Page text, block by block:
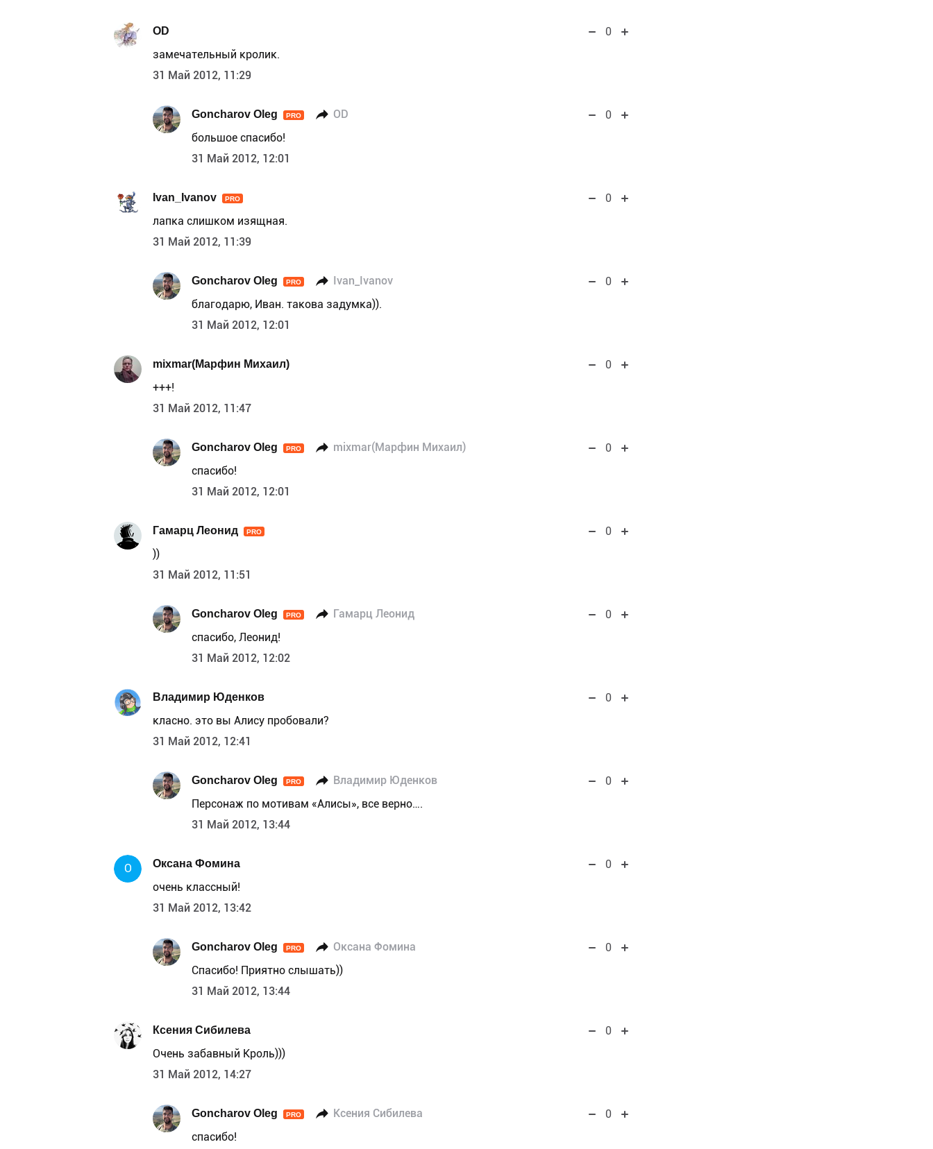
OD
0
замечательный кролик.
31 Май 2012, 11:29
Goncharov Oleg PRO OD
0
большое спасибо!
31 Май 2012, 12:01
Ivan_Ivanov PRO
0
лапка слишком изящная.
31 Май 2012, 11:39
Goncharov Oleg PRO Ivan_Ivanov
0
благодарю, Иван. такова задумка)).
31 Май 2012, 12:01
mixmar(Марфин Михаил)
0
+++!
31 Май 2012, 11:47
Goncharov Oleg PRO mixmar(Марфин Михаил)
0
спасибо!
31 Май 2012, 12:01
Гамарц Леонид PRO
0
))
31 Май 2012, 11:51
Goncharov Oleg PRO Гамарц Леонид
0
спасибо, Леонид!
31 Май 2012, 12:02
Владимир Юденков
0
класно. это вы Алису пробовали?
31 Май 2012, 12:41
Goncharov Oleg PRO Владимир Юденков
0
Персонаж по мотивам «Алисы», все верно….
31 Май 2012, 13:44
О Оксана Фомина
0
очень классный!
31 Май 2012, 13:42
Goncharov Oleg PRO Оксана Фомина
0
Спасибо! Приятно слышать))
31 Май 2012, 13:44
Ксения Сибилева
0
Очень забавный Кроль)))
31 Май 2012, 14:27
Goncharov Oleg PRO Ксения Сибилева
0
спасибо!